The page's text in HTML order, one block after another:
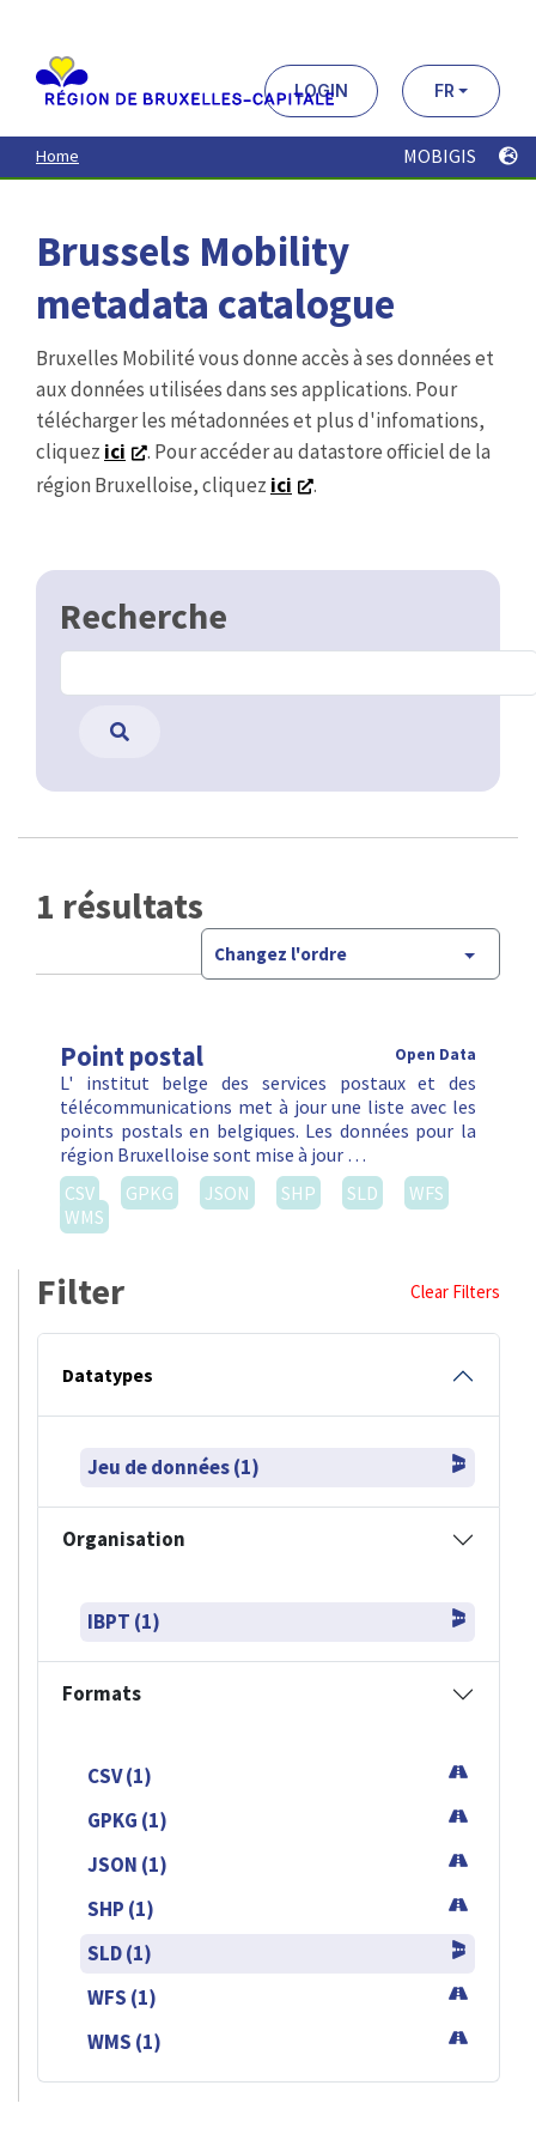
contenu
principal
LOGIN FR
Home MOBIGIS
Brussels Mobility
metadata catalogue
Bruxelles Mobilité vous donne accès à ses données et
aux données utilisées dans ses applications. Pour
télécharger les métadonnées et plus d'infomations,
cliquez ici
. Pour accéder au datastore officiel de la
région Bruxelloise, cliquez ici .
Recherche
1 résultats
Changez l'ordre
Point postal Open Data
L' institut belge des services postaux et des
télécommunications met à jour une liste avec les
points postals en belgiques. Les données pour la
région Bruxelloise sont mise à jour …
CSV
GPKG JSON SHP SLD
WFS
WMS
Filter Clear Filters
Datatypes
Jeu de données (1)
Organisation
IBPT (1)
Formats
CSV (1)
GPKG (1)
JSON (1)
SHP (1)
SLD (1)
WFS (1)
WMS (1)